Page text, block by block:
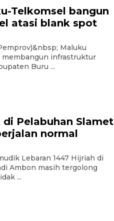
Telkomsel bangun
atasi blank spot
Maluku
membangun infrastruktur
Buru ...
Pelabuhan Slamet
normal
Lebaran 1447 Hijriah di
Ambon masih tergolong
...